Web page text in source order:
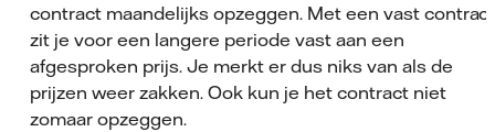
contract maandelijks opzeggen. Met een vast contract
zit je voor een langere periode vast aan een
afgesproken prijs. Je merkt er dus niks van als de
prijzen weer zakken. Ook kun je het contract niet
zomaar opzeggen.